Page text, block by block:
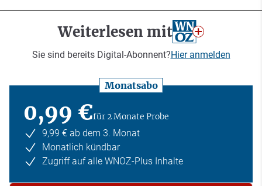
Weiterlesen mit
Sie sind bereits Digital-Abonnent?Hier anmelden
Monatsabo
0,99 €für 2 Monate Probe
9,99 € ab dem 3. Monat
Monatlich kündbar
Zugriff auf alle WNOZ-Plus Inhalte